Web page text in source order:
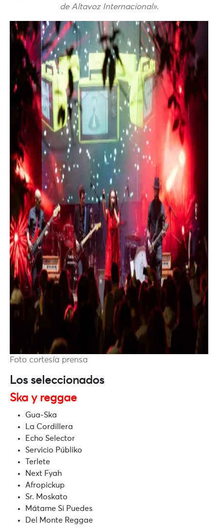
de Altavoz Internacional».
Foto cortesía prensa
Los seleccionados
Ska y reggae
Gua-Ska
La Cordillera
Echo Selector
Servicio Públiko
Terlete
Next Fyah
Afropickup
Sr. Moskato
Mátame Si Puedes
Del Monte Reggae